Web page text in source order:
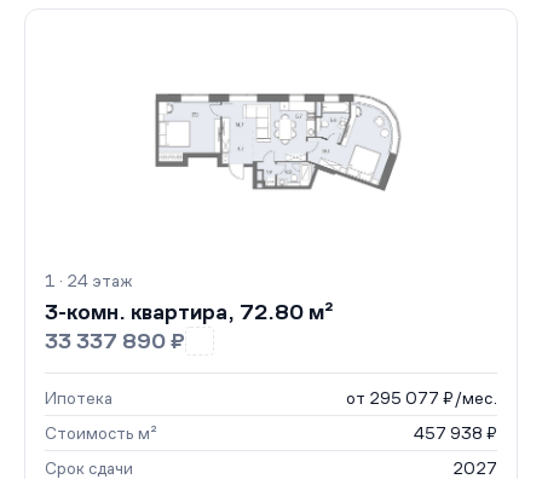
1 · 24 этаж
3-комн. квартира, 72.80 м²
33 337 890 ₽
Ипотека
от 295 077 ₽/мес.
Стоимость м²
457 938 ₽
Срок сдачи
2027